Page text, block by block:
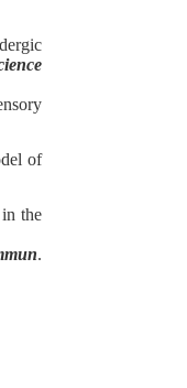
of
the
.